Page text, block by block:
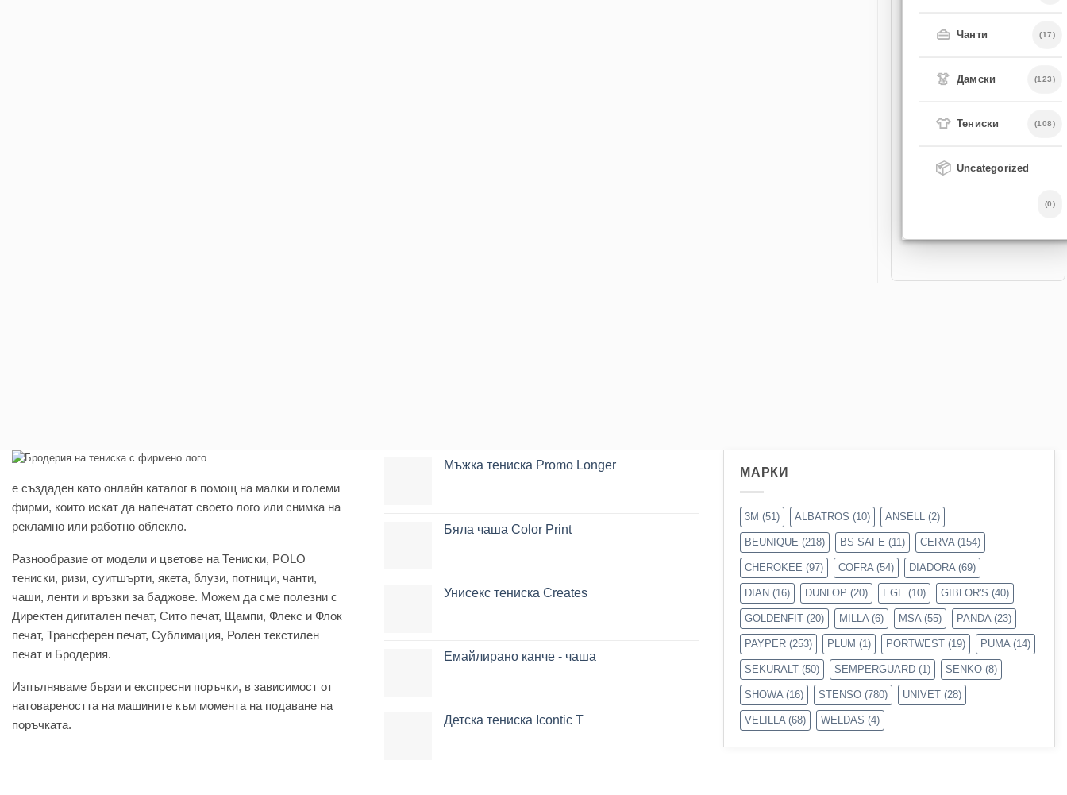
👜 Чанти (17)
👗 Дамски (123)
👕 Тениски (108)
📦 Uncategorized
(0)
e създаден като онлайн каталог в помощ на малки и големи
фирми, които искат да напечатат своето лого или снимка на
рекламно или работно облекло.
Разнообразие от модели и цветове на Тениски, POLO
тениски, ризи, суитшърти, якета, блузи, потници, чанти,
чаши, ленти и връзки за баджове. Можем да сме полезни с
Директен дигитален печат, Сито печат, Щампи, Флекс и Флок
печат, Трансферен печат, Сублимация, Ролен текстилен
печат и Бродерия.
Изпълняваме бързи и експресни поръчки, в зависимост от
натовареността на машините към момента на подаване на
поръчката.
Мъжка тениска Promo Longer
Бяла чаша Color Print
Унисекс тениска Creates
Емайлирано канче - чаша
Детска тениска Icontic T
МАРКИ
3M (51) ALBATROS (10) ANSELL (2)
BEUNIQUE (218) BS SAFE (11) CERVA (154)
CHEROKEE (97) COFRA (54) DIADORA (69)
DIAN (16) DUNLOP (20) EGE (10) GIBLOR'S (40)
GOLDENFIT (20) MILLA (6) MSA (55) PANDA (23)
PAYPER (253) PLUM (1) PORTWEST (19) PUMA (14)
SEKURALT (50) SEMPERGUARD (1) SENKO (8)
SHOWA (16) STENSO (780) UNIVET (28)
VELILLA (68) WELDAS (4)